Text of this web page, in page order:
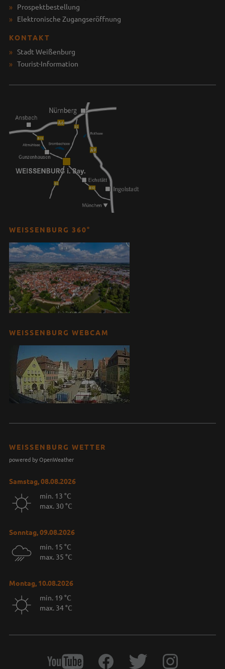
Prospektbestellung
Elektronische Zugangseröffnung
KONTAKT
Stadt Weißenburg
Tourist-Information
WEISSENBURG 360°
WEISSENBURG WEBCAM
WEISSENBURG WETTER
powered by OpenWeather
Samstag, 08.08.2026
min. 13 °C
max. 30 °C
Sonntag, 09.08.2026
min. 15 °C
max. 35 °C
Montag, 10.08.2026
min. 19 °C
max. 34 °C